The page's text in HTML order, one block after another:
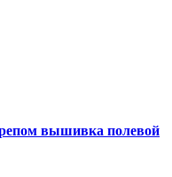
вышивка полевой